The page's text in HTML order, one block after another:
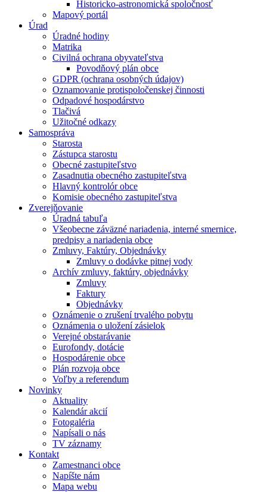
Historicko-astronomická spoločnosť
Mapový portál
Úrad
Úradné hodiny
Matrika
Civilná ochrana obyvateľstva
Povodňový plán obce
GDPR (ochrana osobných údajov)
Oznamovanie protispoločenskej činnosti
Odpadové hospodárstvo
Tlačivá
Užitočné odkazy
Samospráva
Starosta
Zástupca starostu
Obecné zastupiteľstvo
Zasadnutia obecného zastupiteľstva
Hlavný kontrolór obce
Komisie obecného zastupiteľstva
Zverejňovanie
Úradná tabuľa
Všeobecne záväzné nariadenia, interné smernice,
predpisy a nariadenia obce
Zmluvy, Faktúry, Objednávky
Zmluvy o dodávke pitnej vody
Archív zmluvy, faktúry, objednávky
Zmluvy
Faktury
Objednávky
Oznámenie o zrušení trvalého pobytu
Oznámenia o uložení zásielok
Verejné obstarávanie
Eurofondy, dotácie
Hospodárenie obce
Plán rozvoja obce
Voľby a referendum
Novinky
Aktuality
Kalendár akcií
Fotogaléria
Napísali o nás
TV záznamy
Kontakt
Zamestnanci obce
Napíšte nám
Mapa webu